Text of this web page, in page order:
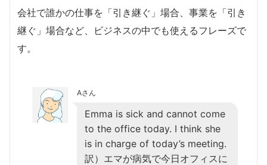
会社で誰かの仕事を「引き継ぐ」場合、事業を「引き
継ぐ」場合など、ビジネスの中でも使えるフレーズで
す。
Aさん
Emma is sick and cannot come
to the office today. I think she
is in charge of today’s meeting.
訳）エマが病気で今日オフィスに